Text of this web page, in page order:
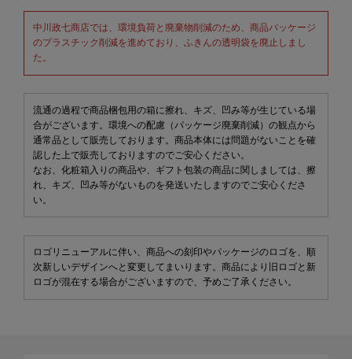
中川政七商店では、環境負荷と廃棄物削減のため、商品パッケージ
のプラスチック削減を進めており、ふきんの透明袋を廃止しまし
た。
流通の過程で商品梱包用の箱に擦れ、キズ、凹み等が生じている場
合がございます。環境への配慮（パッケージ廃棄削減）の観点から
通常品として販売しております。商品本体には問題がないことを確
認した上で販売しておりますのでご安心ください。
なお、化粧箱入りの商品や、ギフト包装の商品に関しましては、擦
れ、キズ、凹み等がないものを発送いたしますのでご安心くださ
い。
ロゴリニューアルに伴い、商品への刻印やパッケージのロゴを、順
次新しいデザインへと変更してまいります。商品により旧ロゴと新
ロゴが混在する場合がございますので、予めご了承ください。